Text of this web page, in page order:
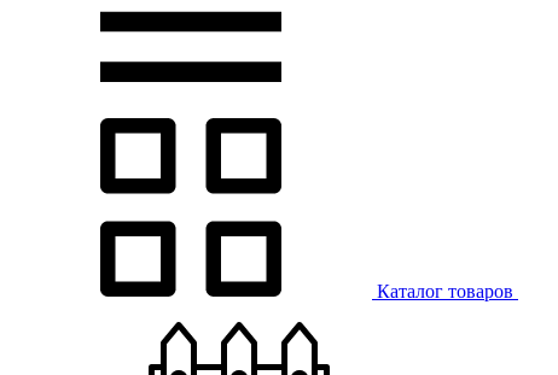
Каталог товаров